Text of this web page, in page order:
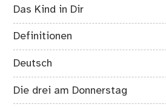
Das Kind in Dir
Definitionen
Deutsch
Die drei am Donnerstag